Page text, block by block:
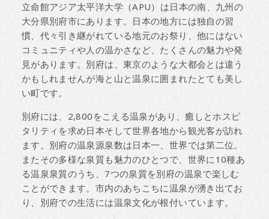
立命館アジア太平洋大学（APU）は日本の南、九州の
大分県別府市にあります。日本の地方には独自の習
慣、代々引き継がれている地元のお祭り、他にはない
コミュニティや人の温かさなど、たくさんの魅力や発
見があります。別府は、東京のような大都会とは違う
かもしれませんが海と山と温泉に囲まれたとても美し
い町です。
別府には、2,800をこえる温泉があり、癒しとホスピ
タリティを求め日本そして世界各地から観光客が訪れ
ます。別府の温泉源泉数は日本一、世界では第二位。
またその多様な泉質も魅力のひとつで、世界に10種あ
る温泉泉質のうち、7つの泉質を別府の温泉で楽しむ
ことができます。市内のあちこちに温泉が湧き出てお
り、別府での生活には温泉文化が根付いています。